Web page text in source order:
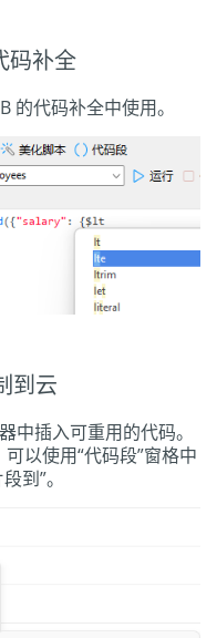
码补全
代码补全中使用。
到云
中插入可重用的代码。
以使用“代码段”窗格中
到”。